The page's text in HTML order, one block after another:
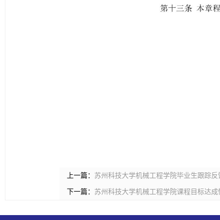
上一篇： 苏州科技大学机械工程学院毕业生跟踪
下一篇： 苏州科技大学机械工程学院课程目标达